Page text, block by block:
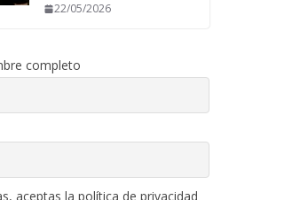
22/05/2026
completo
aceptas la política de privacidad